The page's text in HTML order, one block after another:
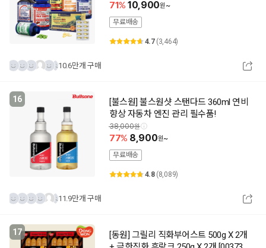
유산균)
71 10,900
~
무료배송
4.7 (3,464)
10.6만개 구매
16
[불스원] 불스원샷 스탠다드 360ml 연비
향상 자동차 엔진 관리 필수품!
38,000
77 8,900
~
무료배송
4.8 (8,089)
11.9만개 구매
17
[동원] 그릴리 직화부어스트 500g X 2개